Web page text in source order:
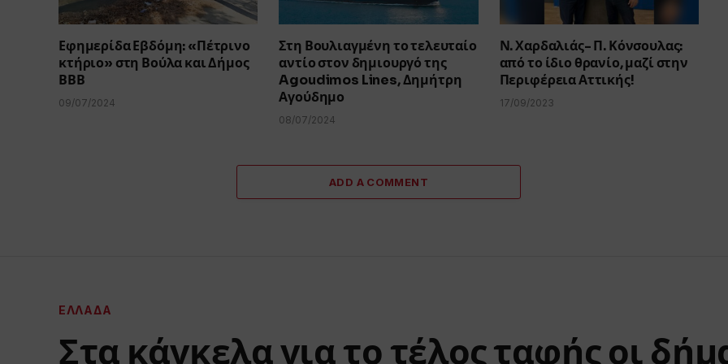
Εφημερίδα Εβδόμη: «Πέτρινο
κτήριο» στη Βούλα και Δήμος
ΒΒΒ
09/07/2024
Στη Βουλιαγμένη το τελευταίο
αντίο στον δημιουργό της
Agoudimos Lines, Δημήτρη
Αγούδημο
08/07/2024
Ν. Χαρδαλιάς- Π. Κόνσουλας:
από το ίδιο θρανίο, μαζί στην
Περιφέρεια Αττικής!
17/09/2023
ADD A COMMENT
ΕΛΛΆΔΑ
Στα κάγκελα για το τέλος ταφής οι